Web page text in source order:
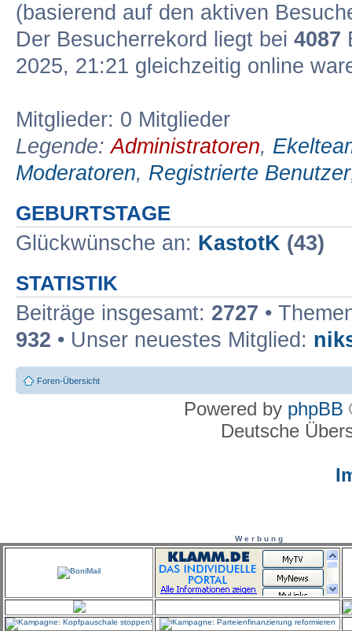
(basierend auf den aktiven
Der Besucherrekord liegt bei 4087
2025, 21:21 gleichzeitig online
Mitglieder: 0 Mitglieder
Legende:Administratoren,
Moderatoren, Registrierte Benutzer
GEBURTSTAGE
Glückwünsche an: KastotK (43)
STATISTIK
Beiträge insgesamt: 2727 •
932 • Unser neuestes Mitglied:
Foren-Übersicht
Powered by phpBB
Deutsche
W e r b u n g